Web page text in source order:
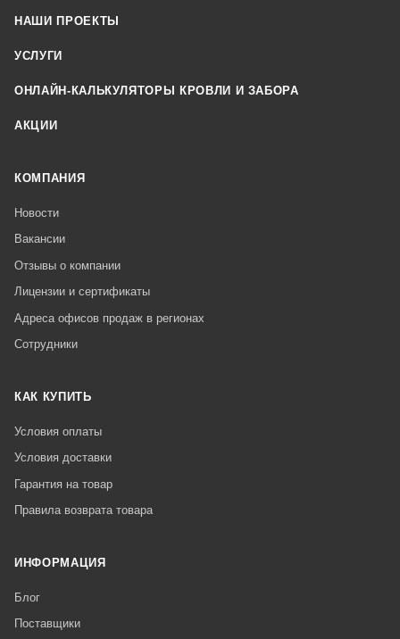
НАШИ ПРОЕКТЫ
УСЛУГИ
ОНЛАЙН-КАЛЬКУЛЯТОРЫ КРОВЛИ И ЗАБОРА
АКЦИИ
КОМПАНИЯ
Новости
Вакансии
Отзывы о компании
Лицензии и сертификаты
Адреса офисов продаж в регионах
Сотрудники
КАК КУПИТЬ
Условия оплаты
Условия доставки
Гарантия на товар
Правила возврата товара
ИНФОРМАЦИЯ
Блог
Поставщики